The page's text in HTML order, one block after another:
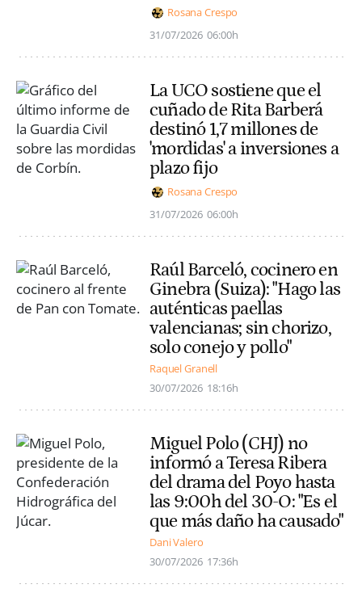
Rosana Crespo
31/07/2026 06:00h
La UCO sostiene que el
cuñado de Rita Barberá
destinó 1,7 millones de
'mordidas' a inversiones a
plazo fijo
Rosana Crespo
31/07/2026 06:00h
Raúl Barceló, cocinero en
Ginebra (Suiza): "Hago las
auténticas paellas
valencianas; sin chorizo,
solo conejo y pollo"
Raquel Granell
30/07/2026 18:16h
Miguel Polo (CHJ) no
informó a Teresa Ribera
del drama del Poyo hasta
las 9:00h del 30-O: "Es el
que más daño ha causado"
Dani Valero
30/07/2026 17:36h